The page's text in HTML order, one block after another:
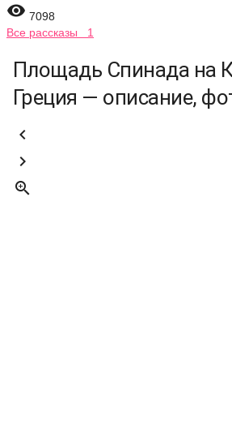
 7098
Все рассказы 1
Площадь Спинада на
Греция — описание,


